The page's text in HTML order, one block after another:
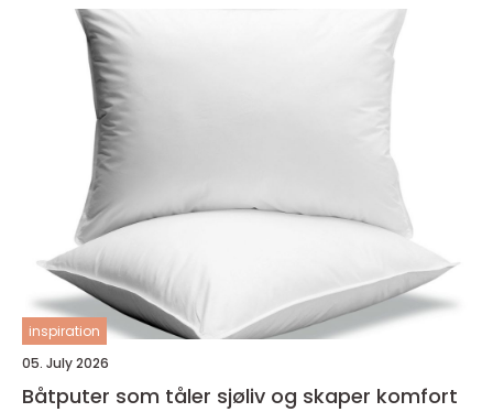
inspiration
05. July 2026
Båtputer som tåler sjøliv og skaper komfort